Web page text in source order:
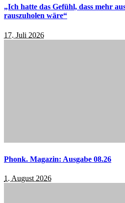
„Ich hatte das Gefühl, dass mehr
rauszuholen wäre“
17. Juli 2026
Phonk. Magazin: Ausgabe 08.26
1. August 2026